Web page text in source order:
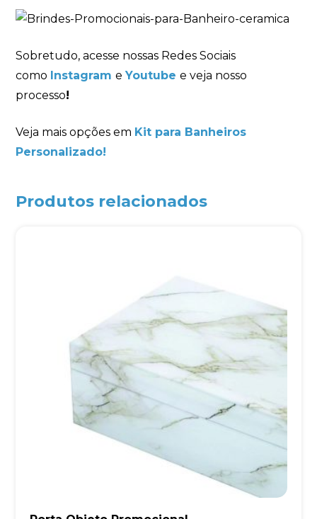
Sobretudo, acesse nossas Redes Sociais
como Instagram eYoutube e veja nosso
processo!
Veja mais opções em Kit para Banheiros
Personalizado!
Produtos relacionados